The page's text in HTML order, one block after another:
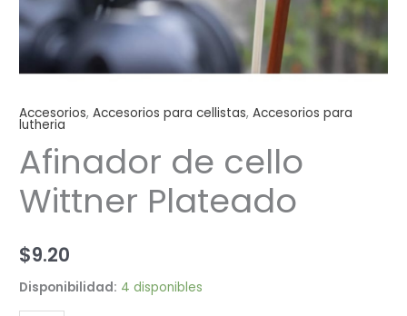
Accesorios,Accesorios para cellistas,Accesorios para
lutheria
Afinador de cello
Wittner Plateado
$9.20
Disponibilidad: 4 disponibles